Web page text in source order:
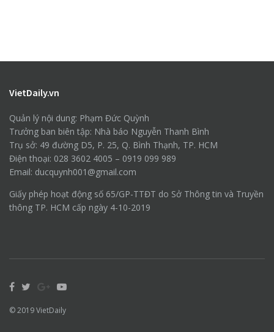
VietDaily.vn
Quản lý nội dung: Phạm Đức Quỳnh
Trưởng ban biên tập: Nhà báo Nguyễn Thanh Bình
Trụ sở: 49 đường D5, P. 25, Q. Bình Thạnh, TP. HCM
Điện thoại: 028 3602 4005 – 0919 099 989
Email: ducquynh001@gmail.com
Giấy phép hoạt động số 65/GP-TTĐT do Sở Thông tin và Truyền
thông TP. HCM cấp ngày 4-10-2019
© 2019VietDaily